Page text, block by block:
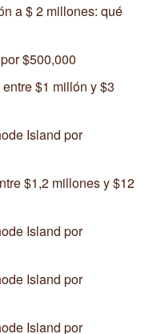
a $ 2 millones: qué
$500,000
$1 millón y $3
Island por
$1,2 millones y $12
Island por
Island por
Island por